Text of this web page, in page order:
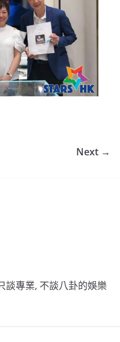
Next →
談專業, 不談八卦的娛樂